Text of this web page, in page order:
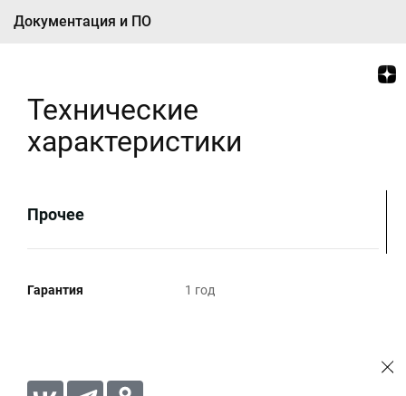
Документация и ПО
Технические
характеристики
Прочее
Гарантия 1 год